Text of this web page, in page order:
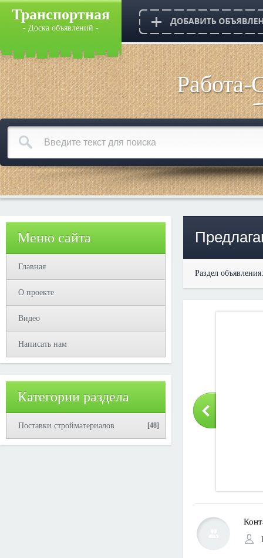
Транспортная
- Доска объявлений -
Меню сайта
Главная
О проекте
Видео
Написать нам
Категории раздела
Поставки стройматериалов [48]
Раздел